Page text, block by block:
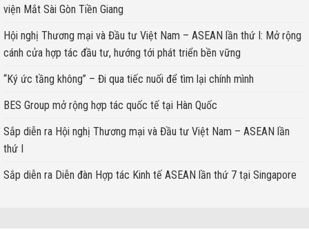
viện Mắt Sài Gòn Tiền Giang
Hội nghị Thương mại và Đầu tư Việt Nam – ASEAN lần thứ I: Mở rộng
cánh cửa hợp tác đầu tư, hướng tới phát triển bền vững
“Ký ức tầng không” – Đi qua tiếc nuối để tìm lại chính mình
BES Group mở rộng hợp tác quốc tế tại Hàn Quốc
Sắp diễn ra Hội nghị Thương mại và Đầu tư Việt Nam – ASEAN lần
thứ I
Sắp diễn ra Diễn đàn Hợp tác Kinh tế ASEAN lần thứ 7 tại Singapore